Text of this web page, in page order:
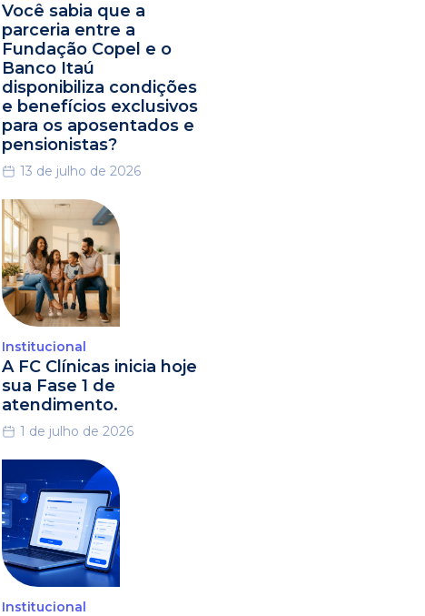
Você sabia que a
parceria entre a
Fundação Copel e o
Banco Itaú
disponibiliza condições
e benefícios exclusivos
para os aposentados e
pensionistas?
13 de julho de 2026
Institucional
A FC Clínicas inicia hoje
sua Fase 1 de
atendimento.
1 de julho de 2026
Institucional